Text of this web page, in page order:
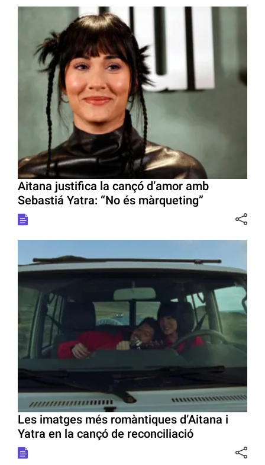
Aitana justifica la cançó d’amor amb
Sebastiá Yatra: “No és màrqueting”
Les imatges més romàntiques d’Aitana i
Yatra en la cançó de reconciliació